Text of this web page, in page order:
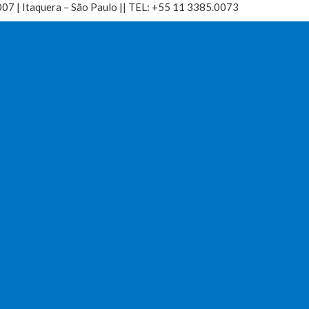
| Itaquera – São Paulo || TEL: +55 11 3385.0073